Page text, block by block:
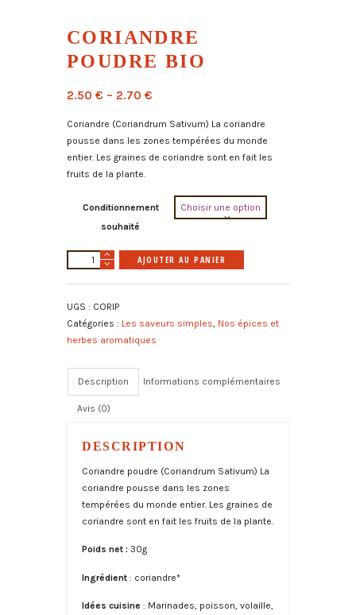
CORIANDRE
POUDRE BIO
2.50 € – 2.70 €
Coriandre (Coriandrum Sativum) La coriandre
pousse dans les zones tempérées du monde
entier. Les graines de coriandre sont en fait les
fruits de la plante.
Conditionnement
souhaité
quantité
poudre
bio
AJOUTER AU PANIER
r
UGS : CORIP
Catégories : Les saveurs simples, Nos épices et
herbes aromatiques
Description Informations complémentaires
Avis (0)
DESCRIPTION
Coriandre poudre (Coriandrum Sativum) La
coriandre pousse dans les zones
tempérées du monde entier. Les graines de
coriandre sont en fait les fruits de la plante.
Poids net : 30g
Ingrédient : coriandre*
Idées cuisine : Marinades, poisson, volaille,